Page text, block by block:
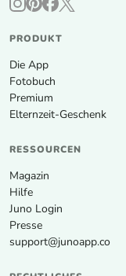
PRODUKT
Die App
Fotobuch
Premium
Elternzeit-Geschenk
RESSOURCEN
Magazin
Hilfe
Juno Login
Presse
support@junoapp.co